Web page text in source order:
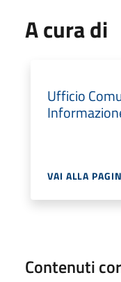
A cura di
Ufficio
VAI ALLA
Contenuti